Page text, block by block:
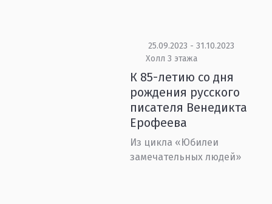
25.09.2023 - 31.10.2023
Холл 3 этажа
К 85-летию со дня
рождения русского
писателя Венедикта
Ерофеева
Из цикла «Юбилеи
замечательных людей»